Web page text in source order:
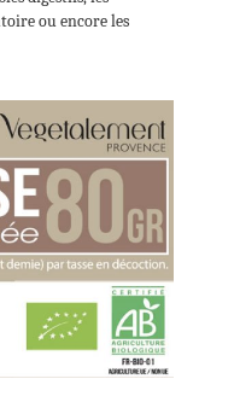
ou encore les